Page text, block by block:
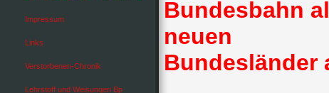
Impressum
Links
Verstorbenen-Chronik
Lehrstoff und Weisungen Bp
Bundesbahn
neuen
Bundesländer